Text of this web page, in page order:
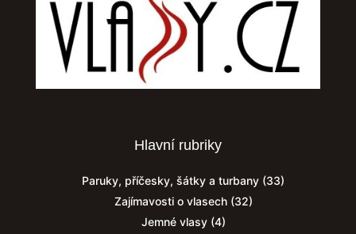
Hlavní rubriky
Paruky, příčesky, šátky a turbany (33)
Zajímavosti o vlasech(32)
Jemné vlasy(4)